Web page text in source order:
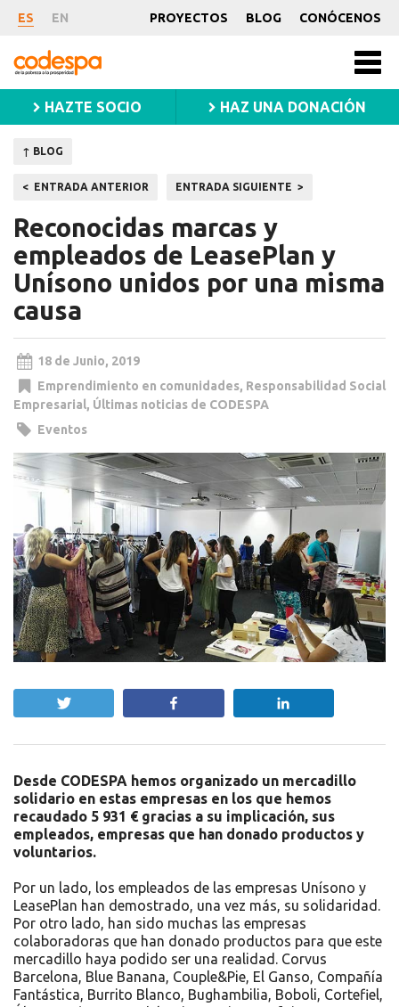
Noticia
ES EN PROYECTOS BLOG CONÓCENOS
CODESPA
HAZTE SOCIO HAZ UNA DONACIÓN
↑ BLOG
Navegación
de
entradas
ENTRADA ANTERIOR ENTRADA SIGUIENTE
Reconocidas marcas y
empleados de LeasePlan y
Unísono unidos por una misma
causa
18 de Junio, 2019
Emprendimiento en comunidades, Responsabilidad Social
Empresarial, Últimas noticias de CODESPA
Eventos
Desde CODESPA hemos organizado un mercadillo
solidario en estas empresas en los que hemos
recaudado 5 931 € gracias a su implicación, sus
empleados, empresas que han donado productos y
voluntarios.
Por un lado, los empleados de las empresas Unísono y
LeasePlan han demostrado, una vez más, su solidaridad.
Por otro lado, han sido muchas las empresas
colaboradoras que han donado productos para que este
mercadillo haya podido ser una realidad. Corvus
Barcelona, Blue Banana, Couple&Pie, El Ganso, Compañía
Fantástica, Burrito Blanco, Bughambilia, Boboli, Cortefiel,